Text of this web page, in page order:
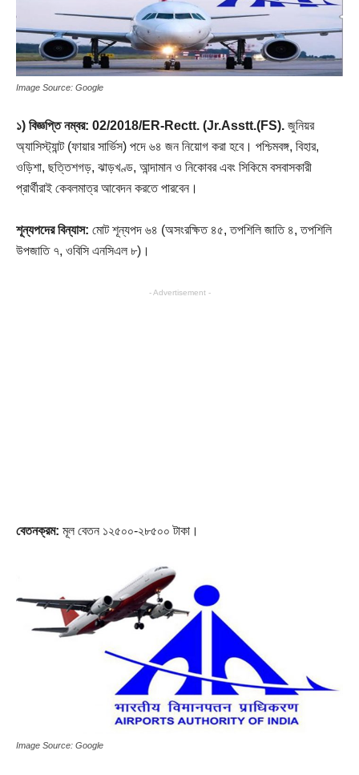
Image Source: Google
১) বিজ্ঞপ্তি নম্বর: 02/2018/ER-Rectt. (Jr.Asstt.(FS). জুনিয়র
অ্যাসিস্ট্যান্ট (ফায়ার সার্ভিস) পদে ৬৪ জন নিয়োগ করা হবে। পশ্চিমবঙ্গ, বিহার,
ওড়িশা, ছত্তিশগড়, ঝাড়খণ্ড, আন্দামান ও নিকোবর এবং সিকিমে বসবাসকারী
প্রার্থীরাই কেবলমাত্র আবেদন করতে পারবেন।
শূন্যপদের বিন্যাস: মোট শূন্যপদ ৬৪ (অসংরক্ষিত ৪৫, তপশিলি জাতি ৪, তপশিলি
উপজাতি ৭, ওবিসি এনসিএল ৮)।
- Advertisement -
বেতনক্রম: মূল বেতন ১২৫০০-২৮৫০০ টাকা।
Image Source: Google